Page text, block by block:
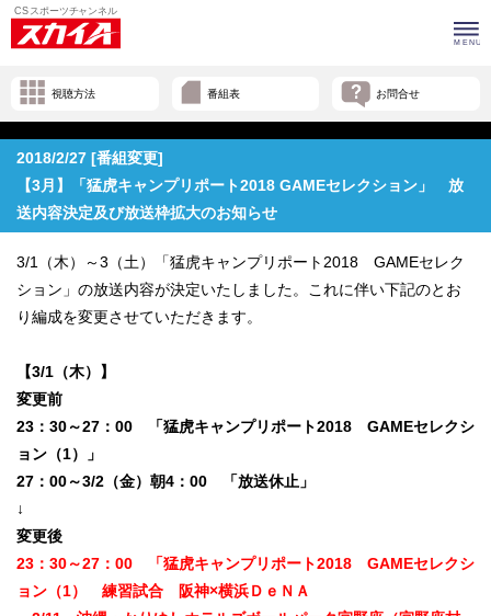
視聴方法 番組表 お問合せ
2018/2/27 [番組変更]
【3月】「猛虎キャンプリポート2018 GAMEセレクション」 放
送内容決定及び放送枠拡大のお知らせ
3/1（木）～3（土）「猛虎キャンプリポート2018 GAMEセレク
ション」の放送内容が決定いたしました。これに伴い下記のとお
り編成を変更させていただきます。
【3/1（木）】
変更前
23：30～27：00 「猛虎キャンプリポート2018 GAMEセレクシ
ョン（1）」
27：00～3/2（金）朝4：00 「放送休止」
↓
変更後
23：30～27：00 「猛虎キャンプリポート2018 GAMEセレクシ
ョン（1） 練習試合 阪神×横浜ＤｅＮＡ